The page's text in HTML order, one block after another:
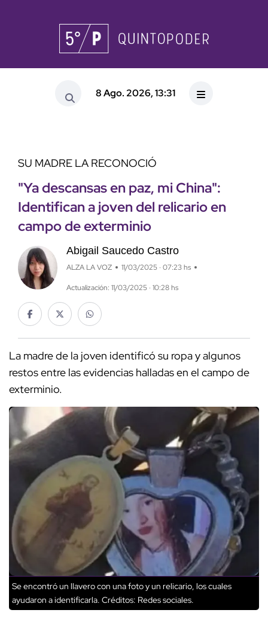
8 Ago. 2026, 13:31
SU MADRE LA RECONOCIÓ
"Ya descansas en paz, mi China":
Identifican a joven del relicario en
campo de exterminio
Abigail Saucedo Castro
ALZA LA VOZ 11/03/2025 · 07:23 hs
Actualización: 11/03/2025 · 10:28 hs
La madre de la joven identificó su ropa y algunos
restos entre las evidencias halladas en el campo de
exterminio.
Se encontró un llavero con una foto y un relicario, los cuales
ayudaron a identificarla. Créditos: Redes sociales.